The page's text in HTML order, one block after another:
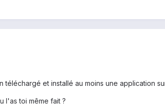
et installé au moins une application
l'as toi même fait ?